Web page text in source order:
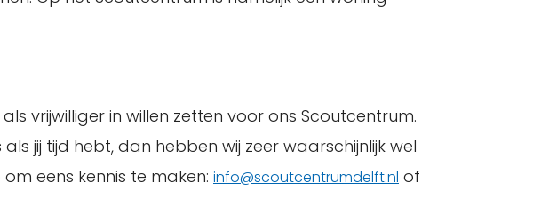
vrijwilliger in willen zetten voor ons Scoutcentrum.
jij tijd hebt, dan hebben wij zeer waarschijnlijk wel
eens kennis te maken: info@scoutcentrumdelft.nl of